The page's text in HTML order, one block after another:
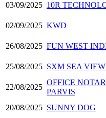
03/09/2025 10R
02/09/2025 KWD
26/08/2025 FUN WEST
25/08/2025 SXM SEA
22/08/2025
OFFICE
PARVIS
20/08/2025 SUNNY DOG